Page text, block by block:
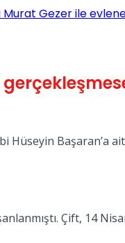
Murat Gezer ile
Hüseyin Başaran’a
Çift, 14